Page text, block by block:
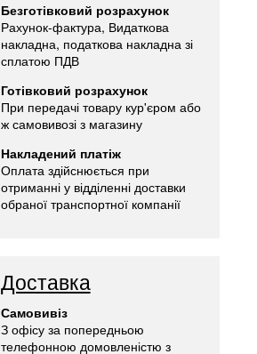
Безготівковий розрахунок
Рахунок-фактура, Видаткова
накладна, податкова накладна зі
сплатою ПДВ
Готівковий розрахунок
При передачі товару кур'єром або
ж самовивозі з магазину
Накладений платіж
Оплата здійснюється при
отриманні у відділенні доставки
обраної транспортної компанії
Доставка
Самовивіз
З офісу за попередньою
телефонною домовленістю з